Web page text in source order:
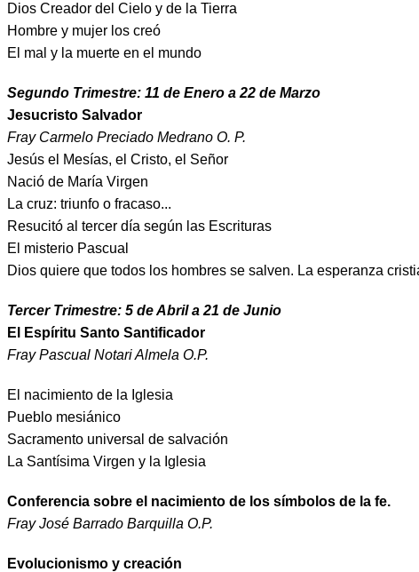
Dios Creador del Cielo y de la Tierra
Hombre y mujer los creó
El mal y la muerte en el mundo
Segundo Trimestre: 11 de Enero a 22 de Marzo
Jesucristo Salvador
Fray Carmelo Preciado Medrano O. P.
Jesús el Mesías, el Cristo, el Señor
Nació de María Virgen
La cruz: triunfo o fracaso...
Resucitó al tercer día según las Escrituras
El misterio Pascual
Dios quiere que todos los hombres se salven. La esperanza
Tercer Trimestre: 5 de Abril a 21 de Junio
El Espíritu Santo Santificador
Fray Pascual Notari Almela O.P.
El nacimiento de la Iglesia
Pueblo mesiánico
Sacramento universal de salvación
La Santísima Virgen y la Iglesia
Conferencia sobre el nacimiento de los símbolos de la fe.
Fray José Barrado Barquilla O.P.
Evolucionismo y creación